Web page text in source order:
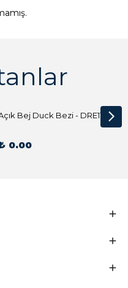
Açık Bej Duck Bezi - DRE1144 Kumaş Peçete
0.00